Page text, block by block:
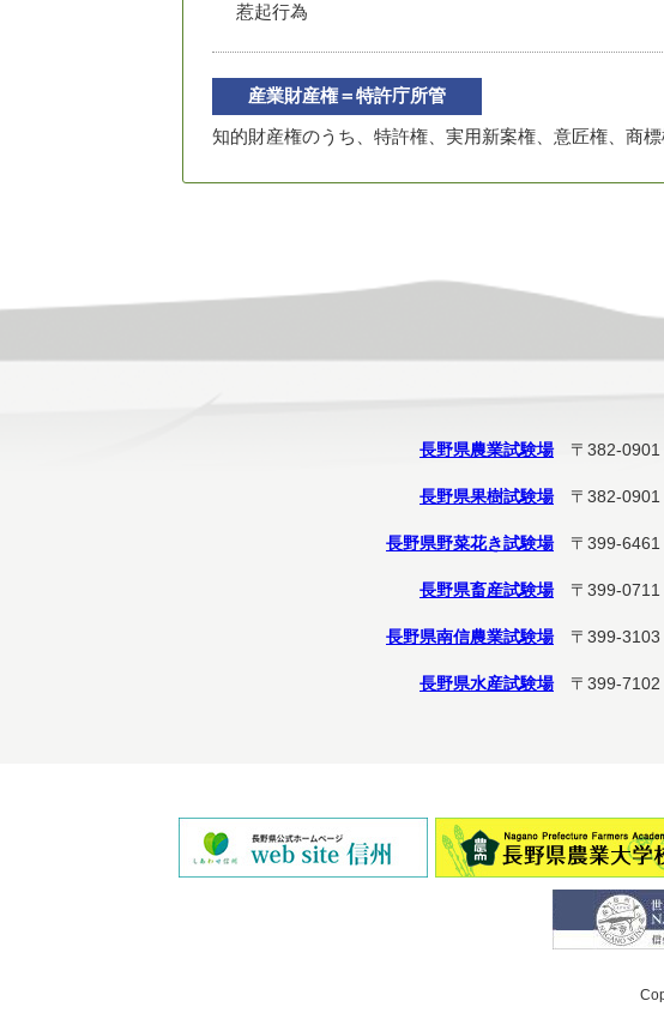
惹起行為
産業財産権＝特許庁所管
知的財産権のうち、特許権、実用新案権、意匠権、商
長野県農業試験場 〒382-0901
長野県果樹試験場 〒382-0901
長野県野菜花き試験場 〒399-6461
長野県畜産試験場 〒399-0711
長野県南信農業試験場 〒399-3103
長野県水産試験場 〒399-7102